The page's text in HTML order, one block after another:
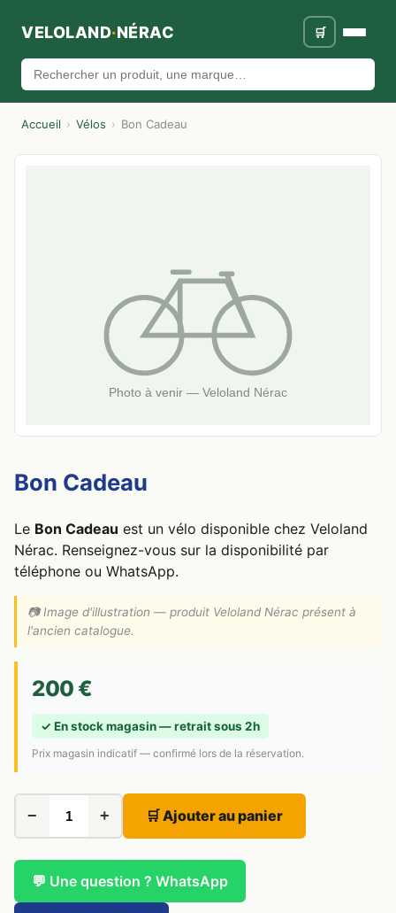
VELOLAND·NÉRAC 🛒
Accueil › Vélos › Bon Cadeau
Bon Cadeau
Le Bon Cadeau est un vélo disponible chez Veloland
Nérac. Renseignez-vous sur la disponibilité par
téléphone ou WhatsApp.
📷 Image d'illustration — produit Veloland Nérac présent à
l'ancien catalogue.
200 €
✓ En stock magasin — retrait sous 2h
Prix magasin indicatif — confirmé lors de la réservation.
− + 🛒 Ajouter au panier
💬 Une question ? WhatsApp